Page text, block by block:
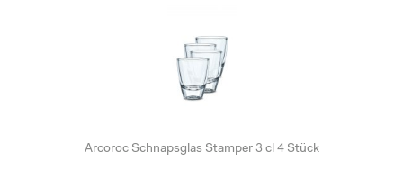
Arcoroc Schnapsglas Stamper 3 cl 4 Stück